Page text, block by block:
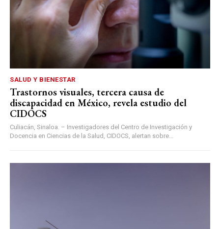
SALUD Y BIENESTAR
Trastornos visuales, tercera causa de
discapacidad en México, revela estudio del
CIDOCS
Culiacán, Sinaloa. – Investigadores del Centro de Investigación y
Docencia en Ciencias de la Salud, CIDOCS, alertan sobre...